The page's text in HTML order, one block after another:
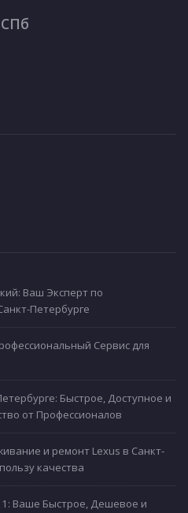
Ваш Эксперт по
Петербурге
Сервис для
Быстрое, Доступное и
от Профессионалов
и ремонт Lexus в Санкт-
качества
Ваше Быстрое, Дешевое и